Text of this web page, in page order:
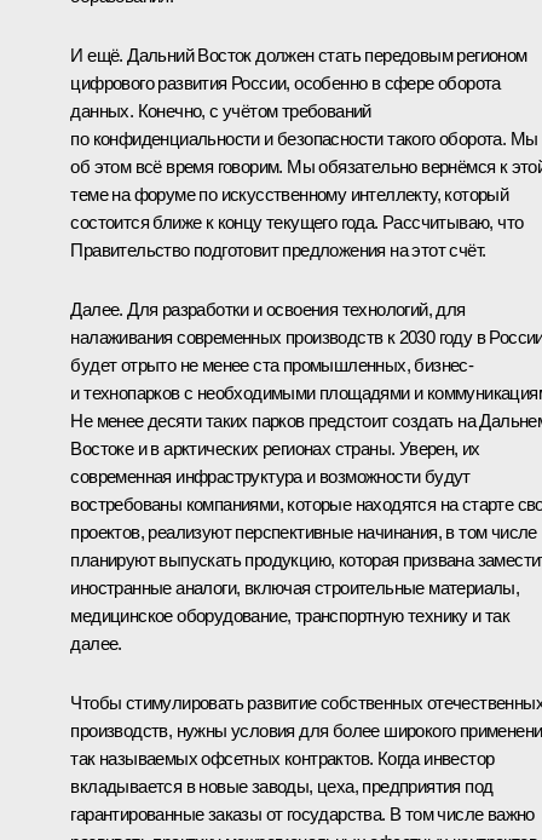
И ещё. Дальний Восток должен стать передовым регионом
цифрового развития России, особенно в сфере оборота
данных. Конечно, с учётом требований
по конфиденциальности и безопасности такого оборота. Мы
об этом всё время говорим. Мы обязательно вернёмся к
теме на форуме по искусственному интеллекту, который
состоится ближе к концу текущего года. Рассчитываю, что
Правительство подготовит предложения на этот счёт.
Далее. Для разработки и освоения технологий, для
налаживания современных производств к 2030 году в
будет отрыто не менее ста промышленных, бизнес-
и технопарков с необходимыми площадями и
Не менее десяти таких парков предстоит создать на
Востоке и в арктических регионах страны. Уверен, их
современная инфраструктура и возможности будут
востребованы компаниями, которые находятся на старте
проектов, реализуют перспективные начинания, в том числе
планируют выпускать продукцию, которая призвана
иностранные аналоги, включая строительные материалы,
медицинское оборудование, транспортную технику и так
далее.
Чтобы стимулировать развитие собственных
производств, нужны условия для более широкого
так называемых офсетных контрактов. Когда инвестор
вкладывается в новые заводы, цеха, предприятия под
гарантированные заказы от государства. В том числе важно